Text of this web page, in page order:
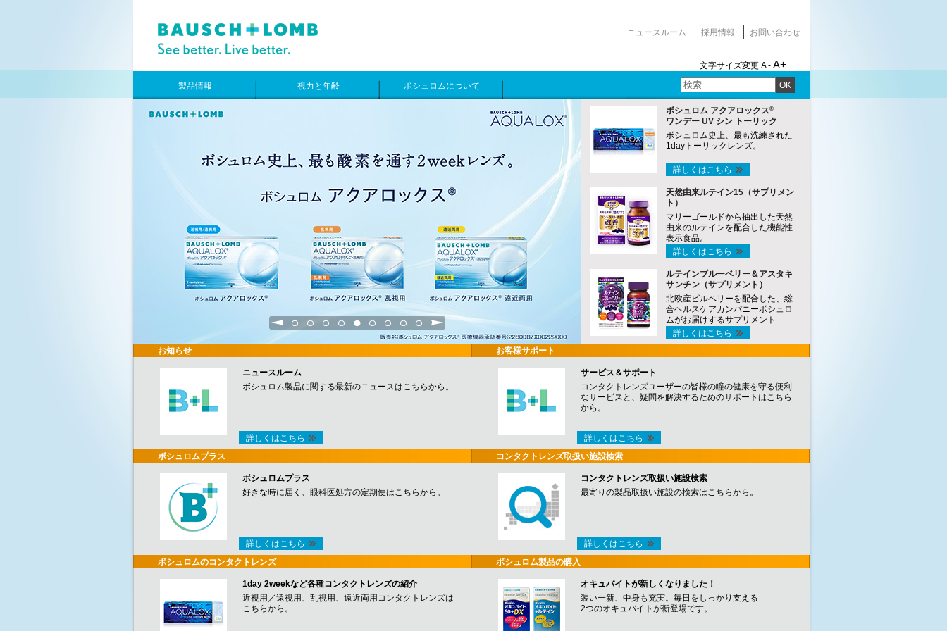
ニュースルーム 採用情報 お問い合わせ
文字サイズ変更 A - A+
OK
製品情報 視力と年齢 ボシュロムについて
1 2 3 4 5 6 7 8 9
ボシュロム アクアロックス®
ワンデー UV シン トーリック
ボシュロム史上、最も洗練された
1dayトーリックレンズ。
詳しくはこちら
天然由来ルテイン15（サプリメン
ト）
マリーゴールドから抽出した天然
由来のルテインを配合した機能性
表示食品。
詳しくはこちら
ルテインブルーベリー＆アスタキ
サンチン（サプリメント）
北欧産ビルベリーを配合した、総
合ヘルスケアカンパニーボシュロ
ムがお届けするサプリメント
詳しくはこちら
お知らせ
ニュースルーム
ボシュロム製品に関する最新のニュースはこちらから。
詳しくはこちら
ボシュロムプラス
ボシュロムプラス
好きな時に届く、眼科医処方の定期便はこちらから。
詳しくはこちら
ボシュロムのコンタクトレンズ
1day 2weekなど各種コンタクトレンズの紹介
近視用／遠視用、乱視用、遠近両用コンタクトレンズは
こちらから。
お客様サポート
サービス＆サポート
コンタクトレンズユーザーの皆様の瞳の健康を守る便利
なサービスと、疑問を解決するためのサポートはこちら
から。
詳しくはこちら
コンタクトレンズ取扱い施設検索
コンタクトレンズ取扱い施設検索
最寄りの製品取扱い施設の検索はこちらから。
詳しくはこちら
ボシュロム製品の購入
オキュバイトが新しくなりました！
装い一新、中身も充実。毎日をしっかり支える
2つのオキュバイトが新登場です。